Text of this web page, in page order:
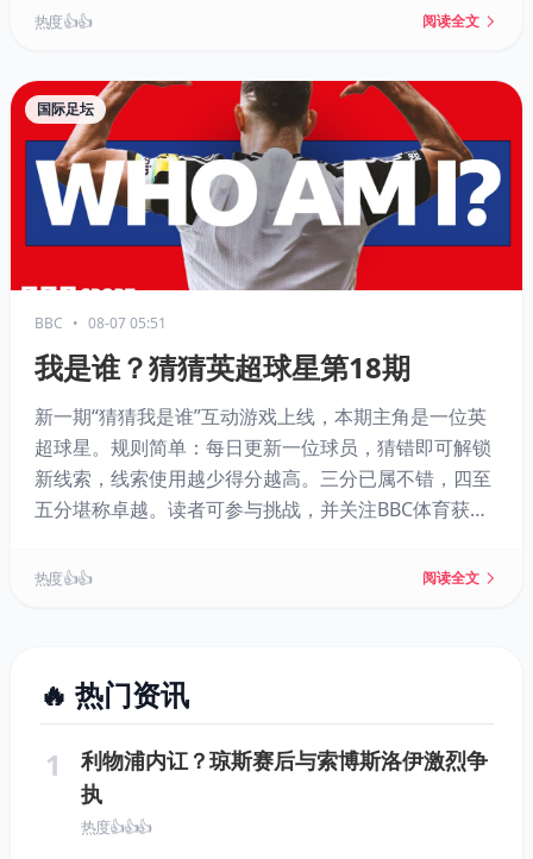
为传道者。
热度 👍👍 阅读全文
国际足坛
BBC • 08-07 05:51
我是谁？猜猜英超球星第18期
新一期“猜猜我是谁”互动游戏上线，本期主角是一位英
超球星。规则简单：每日更新一位球员，猜错即可解锁
新线索，线索使用越少得分越高。三分已属不错，四至
五分堪称卓越。读者可参与挑战，并关注BBC体育获取
热度 👍👍 阅读全文
🔥 热门资讯
1
利物浦内讧？琼斯赛后与索博斯洛伊激烈争
执
热度 👍👍👍